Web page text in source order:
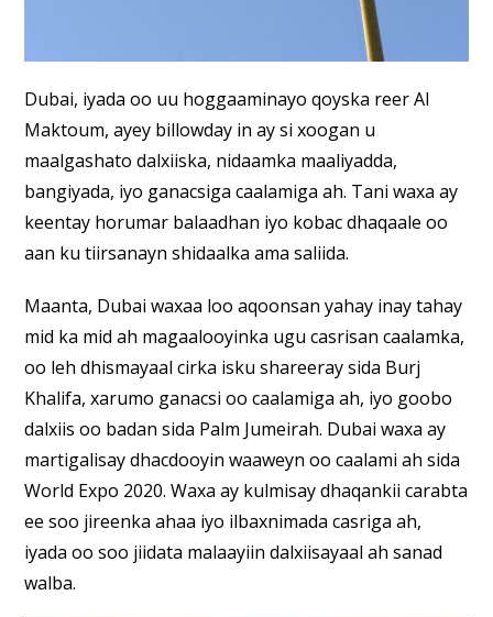
Dubai, iyada oo uu hoggaaminayo qoyska reer Al
Maktoum, ayey billowday in ay si xoogan u
maalgashato dalxiiska, nidaamka maaliyadda,
bangiyada, iyo ganacsiga caalamiga ah. Tani waxa ay
keentay horumar balaadhan iyo kobac dhaqaale oo
aan ku tiirsanayn shidaalka ama saliida.
Maanta, Dubai waxaa loo aqoonsan yahay inay tahay
mid ka mid ah magaalooyinka ugu casrisan caalamka,
oo leh dhismayaal cirka isku shareeray sida Burj
Khalifa, xarumo ganacsi oo caalamiga ah, iyo goobo
dalxiis oo badan sida Palm Jumeirah. Dubai waxa ay
martigalisay dhacdooyin waaweyn oo caalami ah sida
World Expo 2020. Waxa ay kulmisay dhaqankii carabta
ee soo jireenka ahaa iyo ilbaxnimada casriga ah,
iyada oo soo jiidata malaayiin dalxiisayaal ah sanad
walba.